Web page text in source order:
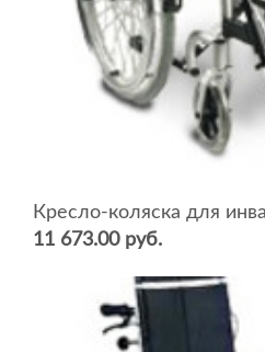
11 673.00 руб.